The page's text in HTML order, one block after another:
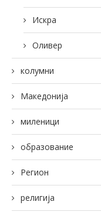
Искра
Оливер
колумни
Македонија
миленици
образование
Регион
религија